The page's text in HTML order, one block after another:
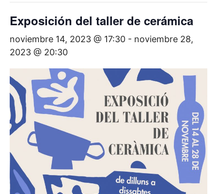
Exposición del taller de cerámica
noviembre 14, 2023 @ 17:30 - noviembre 28,
2023 @ 20:30